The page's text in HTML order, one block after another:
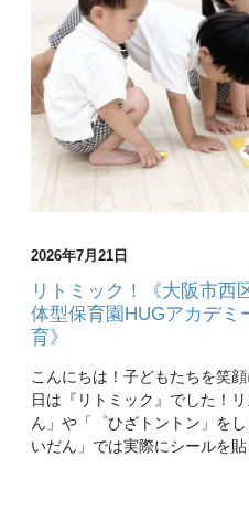
2026年7月21日
リトミック！《大阪市西
体型保育園HUGアカデミ
育》
こんにちは！子どもたちを笑
日は『リトミック』でした！
ん」や「゜ひざトントン」を
いだん」では実際にシールを